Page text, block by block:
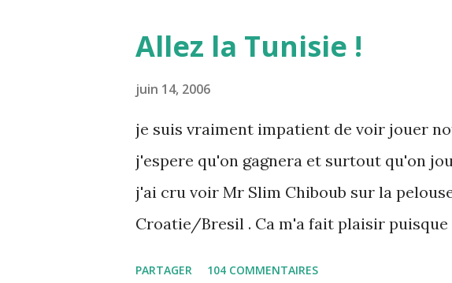
Allez la Tunisie !
juin 14, 2006
je suis vraiment impatient de voir jouer
j'espere qu'on gagnera et surtout qu'on
j'ai cru voir Mr Slim Chiboub sur la
Croatie/Bresil . Ca m'a fait plaisir
PARTAGER 104 COMMENTAIRES